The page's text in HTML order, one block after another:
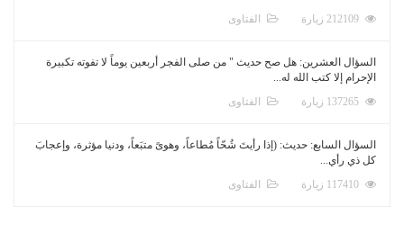
الفتاوى
السؤال العشرين: هل صح حديث " من صلى الفجر أربعين يوماً لا تفوته تكبيرة
الإحرام إلا كتب الله له...
الفتاوى
السؤال السابع: حديث: (إذا رأيتَ شُحّاً مُطاعاً، وهوىً متبَعاً، ودنيا مؤثرة، وإعجابَ
كل ذي رأي...
الفتاوى